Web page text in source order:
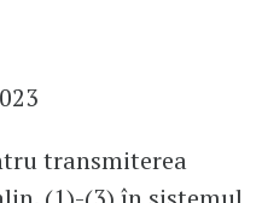
transmiterea